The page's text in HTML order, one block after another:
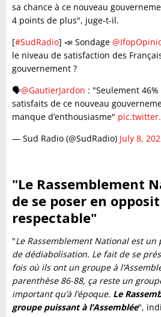
sa chance à ce nouveau
4 points de plus", juge-t-il.
[#SudRadio] 📣 Sondage
le niveau de satisfaction des
gouvernement ?
🗣@GautierJardon : "Seulement
satisfaits de ce nouveau
manque d’enthousiasme"
— Sud Radio (@SudRadio) July 8,
"Le Rassemblement
de se poser en
respectable"
"Le Rassemblement National est
de dédiabolisation. Le fait de se
fois où ils ont un groupe à
parenthèse 86-88, ça reste un
important qu’à l’époque. Le
groupe puissant à l’Assemblée",